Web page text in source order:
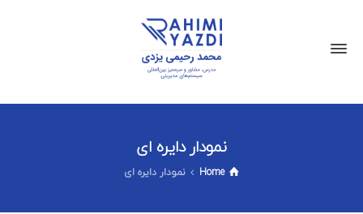
نمودار دایره ای
Home نمودار دایره ای